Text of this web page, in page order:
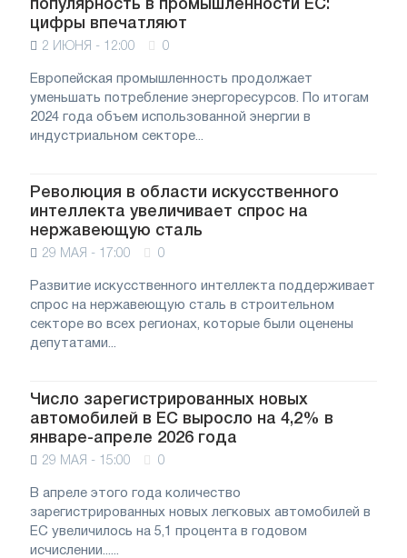
популярность в промышленности ЕС:
цифры впечатляют
2 ИЮНЯ - 12:00 0
Европейская промышленность продолжает
уменьшать потребление энергоресурсов. По итогам
2024 года объем использованной энергии в
индустриальном секторе...
Революция в области искусственного
интеллекта увеличивает спрос на
нержавеющую сталь
29 МАЯ - 17:00 0
Развитие искусственного интеллекта поддерживает
спрос на нержавеющую сталь в строительном
секторе во всех регионах, которые были оценены
депутатами...
Число зарегистрированных новых
автомобилей в ЕС выросло на 4,2% в
январе-апреле 2026 года
29 МАЯ - 15:00 0
В апреле этого года количество
зарегистрированных новых легковых автомобилей в
ЕС увеличилось на 5,1 процента в годовом
исчислении......